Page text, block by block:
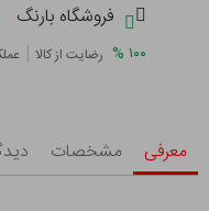
فروشگاه بارنگ
۱۰۰ % رضایت از کالا |
معرفی مشخصات